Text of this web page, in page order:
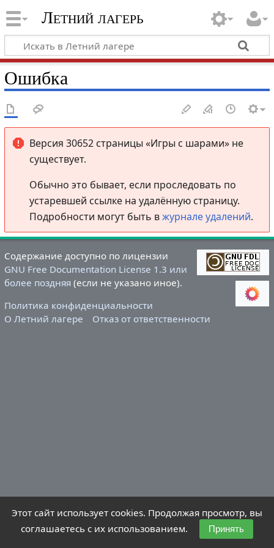
Летний лагерь
Ошибка
Версия 30652 страницы «Игры с шарами» не
существует.
Обычно это бывает, если проследовать по
устаревшей ссылке на удалённую страницу.
Подробности могут быть вжурнале удалений.
Содержание доступно по лицензии
GNU Free Documentation License 1.3 или
более поздняя(если не указано иное).
Политика конфиденциальности
О Летний лагере
Отказ от ответственности
Этот сайт использует cookies. Продолжая просмотр, вы
соглашаетесь с их использованием.
Принять